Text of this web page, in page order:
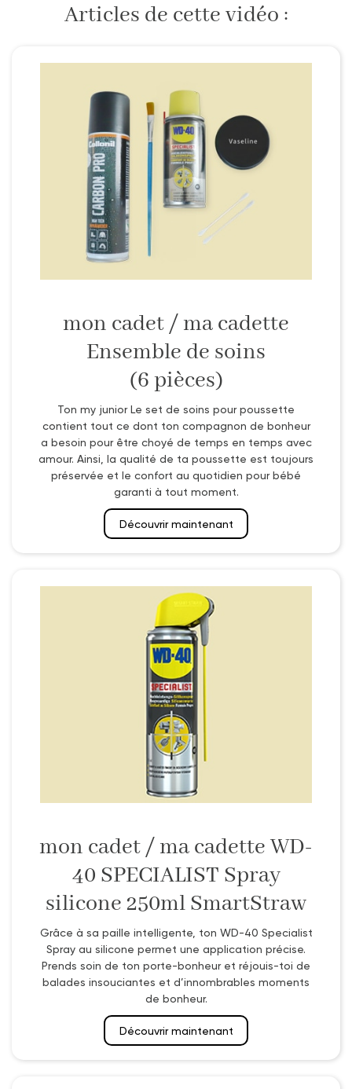
Articles de cette vidéo :
mon cadet / ma cadette
Ensemble de soins
(6 pièces)
Ton my junior Le set de soins pour poussette
contient tout ce dont ton compagnon de bonheur
a besoin pour être choyé de temps en temps avec
amour. Ainsi, la qualité de ta poussette est toujours
préservée et le confort au quotidien pour bébé
garanti à tout moment.
Découvrir maintenant
mon cadet / ma cadette WD-
40 SPECIALIST Spray
silicone 250ml SmartStraw
Grâce à sa paille intelligente, ton WD-40 Specialist
Spray au silicone permet une application précise.
Prends soin de ton porte-bonheur et réjouis-toi de
balades insouciantes et d’innombrables moments
de bonheur.
Découvrir maintenant